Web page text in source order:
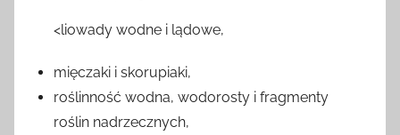
<liowady wodne i lądowe,
mięczaki i skorupiaki,
roślinność wodna, wodorosty i fragmenty
roślin nadrzecznych,